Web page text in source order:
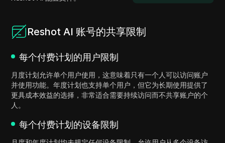
Reshot AI 账号的共享限制
每个付费计划的用户限制
月度计划允许单个用户使用，这意味着只有一个人可以访问账户
并使用功能。年度计划也支持单个用户，但它为长期使用提供了
更具成本效益的选择，非常适合需要持续访问而不共享账户的个
人。
每个付费计划的设备限制